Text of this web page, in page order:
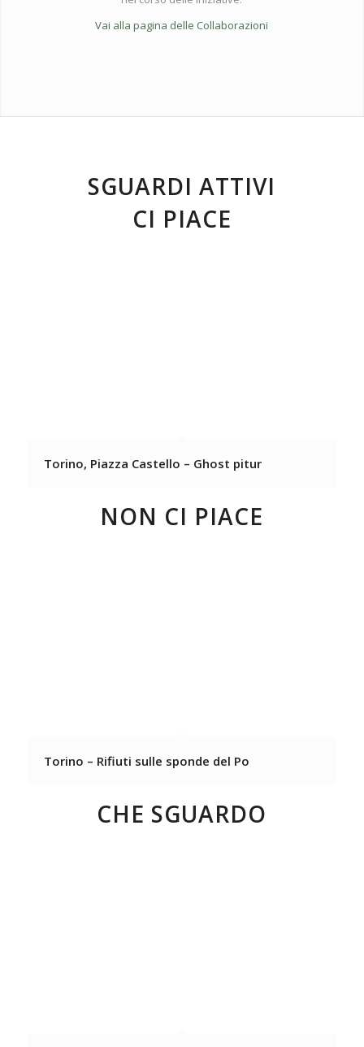
Vai alla pagina delle Collaborazioni
SGUARDI ATTIVI
CI PIACE
Torino, Piazza Castello – Ghost pitur
NON CI PIACE
Torino – Rifiuti sulle sponde del Po
CHE SGUARDO